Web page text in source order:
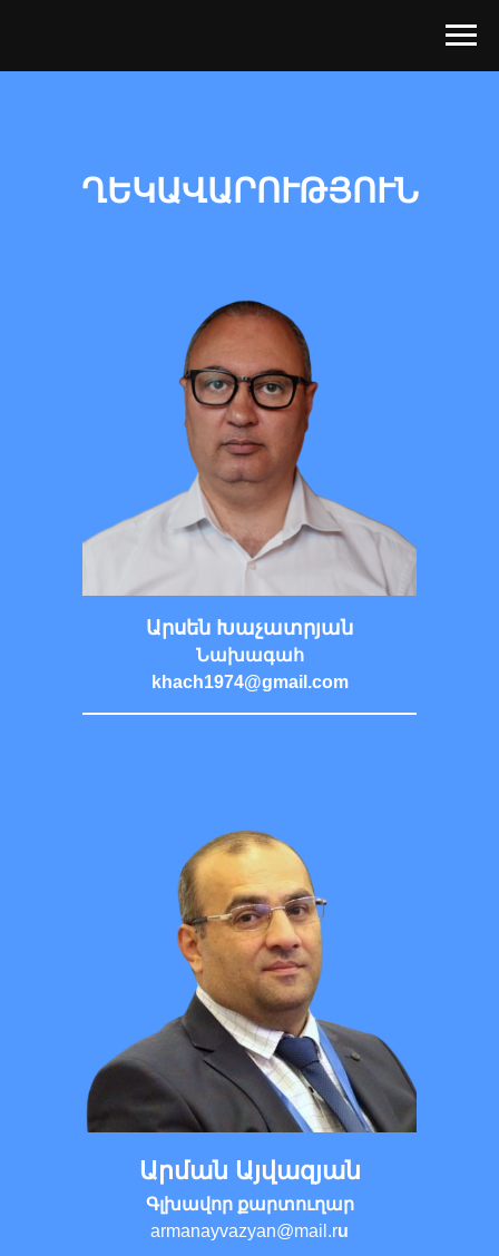
ՂԵԿԱՎԱՐՈՒԹՅՈՒՆ
Արսեն Խաչատրյան
Նախագահ
khach1974@gmail.com
Արման Այվազյան
Գլխավոր քարտուղար
armanayvazyan@mail.ru